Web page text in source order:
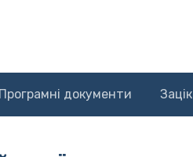
Програмні документи